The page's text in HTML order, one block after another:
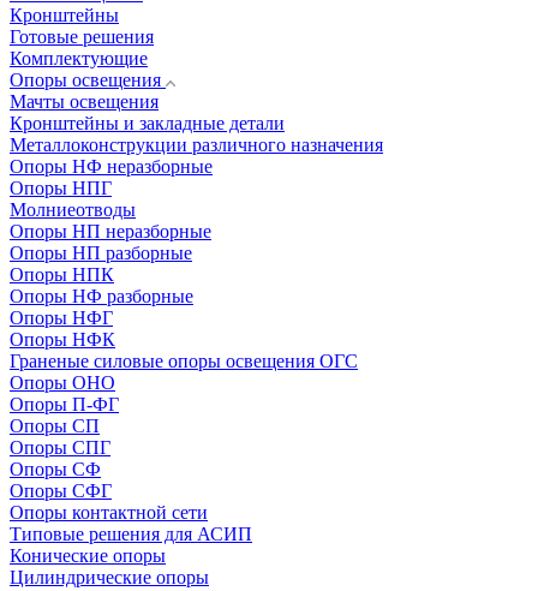
Кронштейны
Готовые решения
Комплектующие
Опоры освещения
Мачты освещения
Кронштейны и закладные детали
Металлоконструкции различного назначения
Опоры НФ неразборные
Опоры НПГ
Молниеотводы
Опоры НП неразборные
Опоры НП разборные
Опоры НПК
Опоры НФ разборные
Опоры НФГ
Опоры НФК
Граненые силовые опоры освещения ОГС
Опоры ОНО
Опоры П-ФГ
Опоры СП
Опоры СПГ
Опоры СФ
Опоры СФГ
Опоры контактной сети
Типовые решения для АСИП
Конические опоры
Цилиндрические опоры